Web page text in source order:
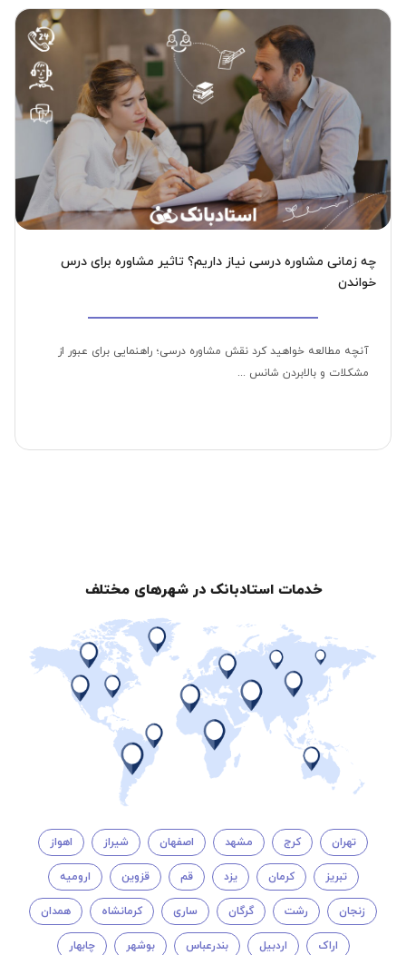
چه زمانی مشاوره درسی نیاز داریم؟ تاثیر مشاوره برای درس
خواندن
آنچه مطالعه خواهید کرد نقش مشاوره درسی؛ راهنمایی برای عبور از
مشکلات و بالابردن شانس ...
خدمات استادبانک در شهرهای مختلف
تهران کرج مشهد اصفهان شیراز اهواز
تبریز کرمان یزد قم قزوین ارومیه
زنجان رشت گرگان ساری کرمانشاه همدان
اراک اردبیل بندرعباس بوشهر چابهار